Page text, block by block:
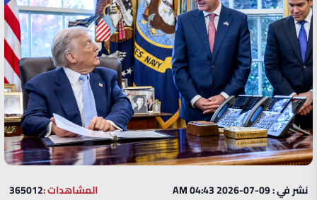
نشر في : 09-07-2026 04:43 AM المشاهدات :365012